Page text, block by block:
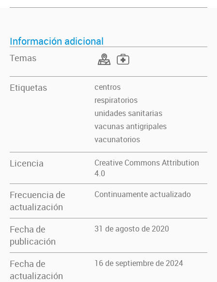
Información adicional
Temas
Etiquetas
centros
respiratorios
unidades sanitarias
vacunas antigripales
vacunatorios
Licencia
Creative Commons Attribution
4.0
Frecuencia de
actualización
Continuamente actualizado
Fecha de
publicación
31 de agosto de 2020
Fecha de
actualización
16 de septiembre de 2024